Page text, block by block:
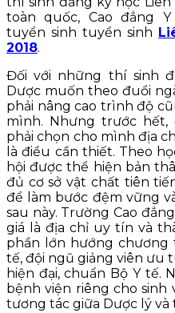
toàn quốc, Cao đẳng
tuyển sinh tuyển sinh
2018.
Đối với những thí sinh
Dược muốn theo đuổi
phải nâng cao trình độ
mình. Nhưng trước
phải chọn cho mình địa
là điều cần thiết. Theo
hội được thể hiện bản
đủ cơ sở vật chất tiên
để làm bước đệm vững
sau này. Trường Cao
giá là địa chỉ uy tín và
phần lớn hướng chương
tế, đội ngũ giảng viên ưu
hiện đại, chuẩn Bộ Y tế.
bệnh viện riêng cho sinh
tương tác giữa Dược lý và